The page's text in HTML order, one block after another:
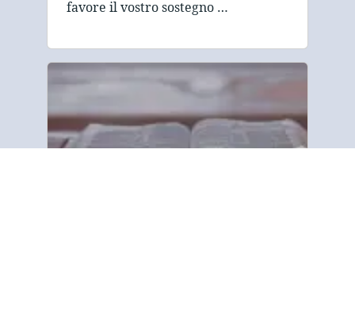
favore il vostro sostegno …